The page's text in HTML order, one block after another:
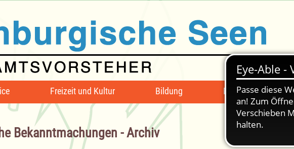
Freizeit und Kultur Bildung Mängelmeldung
Bekanntmachungen - Archiv